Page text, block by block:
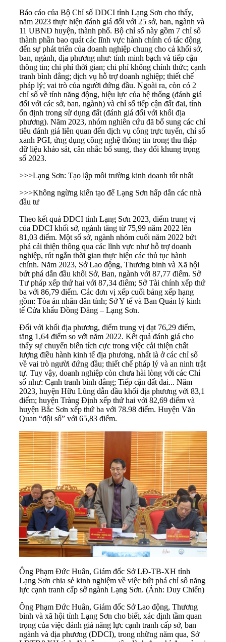
Báo cáo của Bộ Chỉ số DDCI tỉnh Lạng Sơn cho thấy,
năm 2023 thực hiện đánh giá đối với 25 sở, ban, ngành và
11 UBND huyện, thành phố. Bộ chỉ số này gồm 7 chỉ số
thành phần bao quát các lĩnh vực hành chính có tác động
đến sự phát triển của doanh nghiệp chung cho cả khối sở,
ban, ngành, địa phương như: tính minh bạch và tiếp cận
thông tin; chi phí thời gian; chi phí không chính thức; cạnh
tranh bình đẳng; dịch vụ hỗ trợ doanh nghiệp; thiết chế
pháp lý; vai trò của người đứng đầu. Ngoài ra, còn có 2
chỉ số về tính năng động, hiệu lực của hệ thống (đánh giá
đối với các sở, ban, ngành) và chỉ số tiếp cận đất đai, tính
ổn định trong sử dụng đất (đánh giá đối với khối địa
phương). Năm 2023, nhóm nghiên cứu đã bổ sung các chỉ
tiêu đánh giá liên quan đến dịch vụ công trực tuyến, chỉ số
xanh PGI, ứng dụng công nghệ thông tin trong thu thập
dữ liệu khảo sát, cân nhắc bổ sung, thay đổi khung trọng
số 2023.
>>>Lạng Sơn: Tạo lập môi trường kinh doanh tốt nhất
>>>Không ngừng kiến tạo để Lạng Sơn hấp dẫn các nhà
đầu tư
Theo kết quả DDCI tỉnh Lạng Sơn 2023, điểm trung vị
của DDCI khối sở, ngành tăng từ 75,99 năm 2022 lên
81,03 điểm. Một số sở, ngành nhóm cuối năm 2022 bứt
phá cải thiện thông qua các lĩnh vực như hỗ trợ doanh
nghiệp, rút ngắn thời gian thực hiện các thủ tục hành
chính. Năm 2023, Sở Lao động, Thương binh và Xã hội
bứt phá dẫn đầu khối Sở, Ban, ngành với 87,77 điểm. Sở
Tư pháp xếp thứ hai với 87,34 điểm; Sở Tài chính xếp thứ
ba với 86,79 điểm. Các đơn vị xếp cuối bảng xếp hạng
gồm: Tòa án nhân dân tỉnh; Sở Y tế và Ban Quản lý kinh
tế Cửa khẩu Đồng Đăng – Lạng Sơn.
Đối với khối địa phương, điểm trung vị đạt 76,29 điểm,
tăng 1,64 điểm so với năm 2022. Kết quả đánh giá cho
thấy sự chuyển biến tích cực trong việc cải thiện chất
lượng điều hành kinh tế địa phương, nhất là ở các chỉ số
về vai trò người đứng đầu; thiết chế pháp lý và an ninh trật
tự. Tuy vậy, doanh nghiệp còn chưa hài lòng với các Chỉ
số như: Cạnh tranh bình đẳng; Tiếp cận đất đai... Năm
2023, huyện Hữu Lũng dẫn đầu khối địa phương với 83,1
điểm; huyện Tràng Định xếp thứ hai với 82,69 điểm và
huyện Bắc Sơn xếp thứ ba với 78.98 điểm. Huyện Văn
Quan “đội sổ” với 65,83 điểm.
Ông Phạm Đức Huân, Giám đốc Sở LĐ-TB-XH tỉnh
Lạng Sơn chia sẻ kinh nghiệm về việc bứt phá chỉ số năng
lực cạnh tranh cấp sở ngành Lạng Sơn. (Ảnh: Duy Chiến)
Ông Phạm Đức Huân, Giám đốc Sở Lao động, Thương
binh và xã hội tỉnh Lạng Sơn cho biết, xác định tầm quan
trọng của việc đánh giá năng lực cạnh tranh cấp sở, ban
ngành và địa phương (DDCI), trong những năm qua, Sở